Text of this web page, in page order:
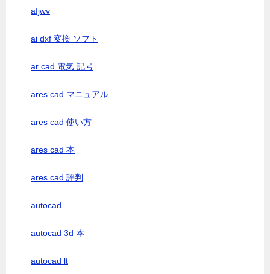
afjwv
ai dxf 変換 ソフト
ar cad 電気 記号
ares cad マニュアル
ares cad 使い方
ares cad 本
ares cad 評判
autocad
autocad 3d 本
autocad lt